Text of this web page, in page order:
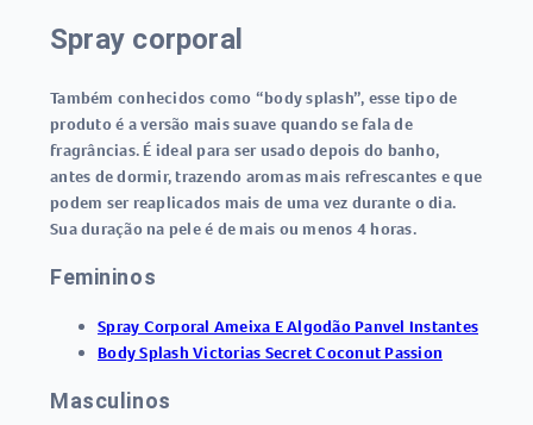
Spray corporal
Também conhecidos como “body splash”, esse tipo de
produto é a versão mais suave quando se fala de
fragrâncias. É ideal para ser usado depois do banho,
antes de dormir, trazendo aromas mais refrescantes e que
podem ser reaplicados mais de uma vez durante o dia.
Sua duração na pele é de mais ou menos 4 horas.
Femininos
Spray Corporal Ameixa E Algodão Panvel Instantes
Body Splash Victorias Secret Coconut Passion
Masculinos